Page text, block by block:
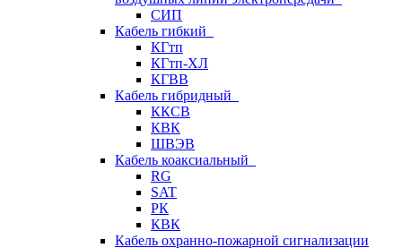
СИП
Кабель гибкий
КГтп
КГтп-ХЛ
КГВВ
Кабель гибридный
ККСВ
КВК
ШВЭВ
Кабель коаксиальный
RG
SAT
РК
КВК
Кабель охранно-пожарной сигнализации